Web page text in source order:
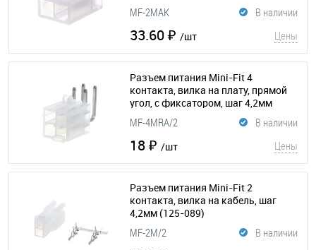
В наличии
MF-2MAK
33.60 ₽ /шт Цены
Разъем питания Mini-Fit 4
контакта, вилка на плату, прямой
угол, с фиксатором, шаг 4,2мм
(125-091)
В наличии
MF-4MRA/2
18 ₽ /шт Цены
Разъем питания Mini-Fit 2
контакта, вилка на кабель, шаг
4,2мм (125-089)
В наличии
MF-2M/2